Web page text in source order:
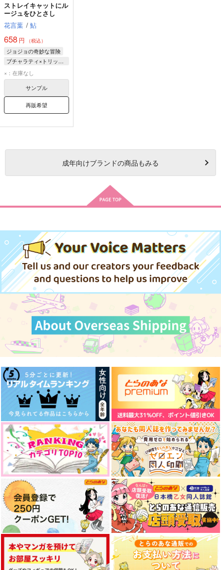
ストレイキャットにル
ージュをひとさし
花言葉 / 鮎
658 円 （税込）
ジョジョの奇妙な冒険
ブチャラティ×トリッシュ
トリッシュ・ウナ
ブローノ・ブチャラティ
×：在庫なし
サンプル
再販希望
成年向けブランドの商品もみる